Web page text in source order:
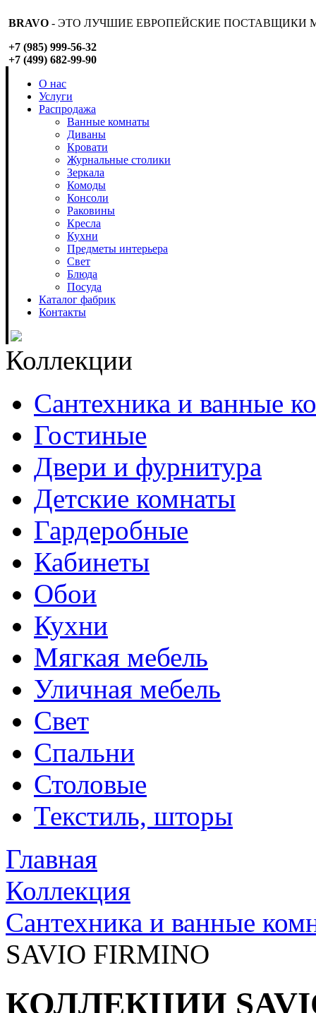
BRAVO - ЭТО ЛУЧШИЕ ЕВРОПЕЙСКИЕ ПОСТАВЩИКИ
+7 (985) 999-56-32
+7 (499) 682-99-90
О нас
Услуги
Распродажа
Ванные комнаты
Диваны
Кровати
Журнальные столики
Зеркала
Комоды
Консоли
Раковины
Кресла
Кухни
Предметы интерьера
Свет
Блюда
Посуда
Каталог фабрик
Контакты
Коллекции
Сантехника и ванные
Гостиные
Двери и фурнитура
Детские комнаты
Гардеробные
Кабинеты
Обои
Кухни
Мягкая мебель
Уличная мебель
Свет
Спальни
Столовые
Текстиль, шторы
Главная
Коллекция
Сантехника и ванные
SAVIO FIRMINO
КОЛЛЕКЦИИ